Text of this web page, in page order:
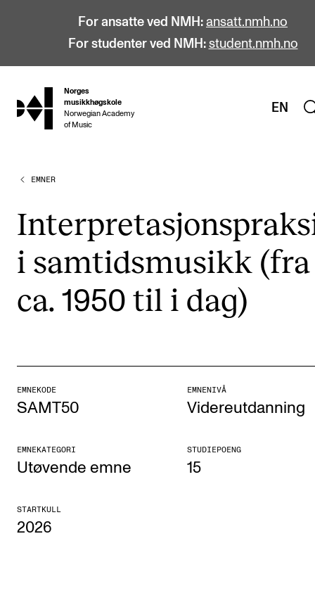
For ansatte ved NMH: ansatt.nmh.no
For studenter ved NMH: student.nmh.no
hjem
Norges
musikkhøgskole
Norwegian Academy
of Music
EN
STUDIER
Bachelor
Master
Årsstudium og videreutdanning
STUDENTLIV
Biblioteket
Salane våre
EMNER
i sam­tids­mu­sikk (fra
ca. 1950 til i dag)
EMNEKODE
SAMT50
EMNENIVÅ
Videreutdanning
EMNEKATEGORI
Utøvende emne
STUDIEPOENG
15
STARTKULL
2026